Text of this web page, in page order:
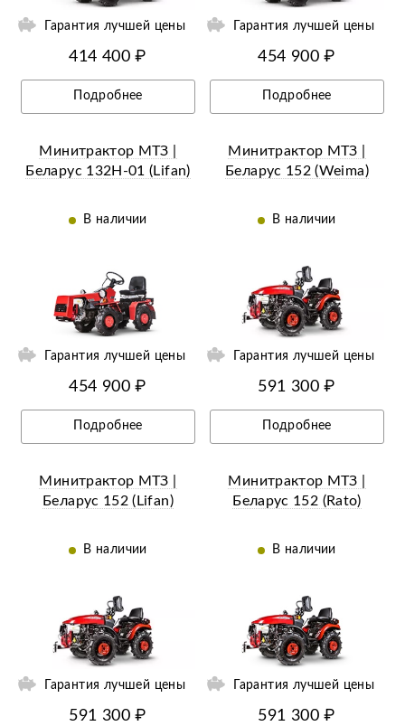
Гарантия лучшей цены
414 400 ₽
Подробнее
Гарантия лучшей цены
454 900 ₽
Подробнее
Минитрактор МТЗ |
Беларус 132Н-01 (Lifan)
В наличии
Гарантия лучшей цены
454 900 ₽
Подробнее
Минитрактор МТЗ |
Беларус 152 (Weima)
В наличии
Ещё 11 фотографий
Гарантия лучшей цены
591 300 ₽
Подробнее
Минитрактор МТЗ |
Беларус 152 (Lifan)
В наличии
Гарантия лучшей цены
591 300 ₽
Минитрактор МТЗ |
Беларус 152 (Rato)
В наличии
Ещё 11 фотографий
Гарантия лучшей цены
591 300 ₽